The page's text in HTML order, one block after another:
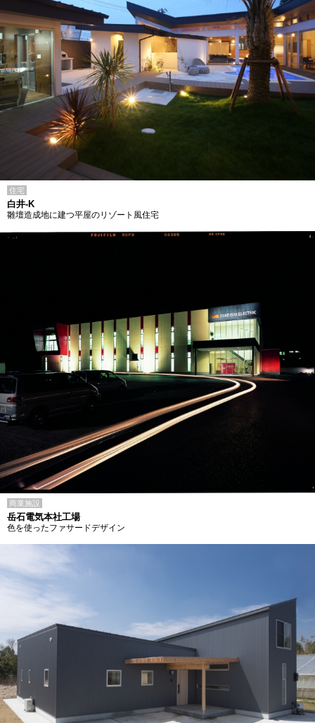
住宅
白井-K
雛壇造成地に建つ平屋のリゾート風住宅
商業施設
岳石電気本社工場
色を使ったファサードデザイン